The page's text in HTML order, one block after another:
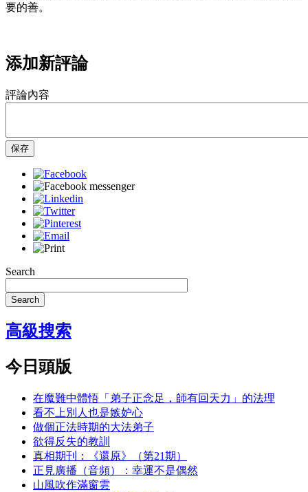
要的善。
添加新評論
評論內容
保存
Search
Search
高級搜索
今日頭版
在魔難中體悟「弟子正念足，師有回天力」的法理
看不上別人也是嫉妒心
做個正法時期的大法弟子
欲得反失的教訓
真相期刊：《還原》（第21期）
正見廣播（音頻）：幸運不是偶然
山風吹作滿窗雲